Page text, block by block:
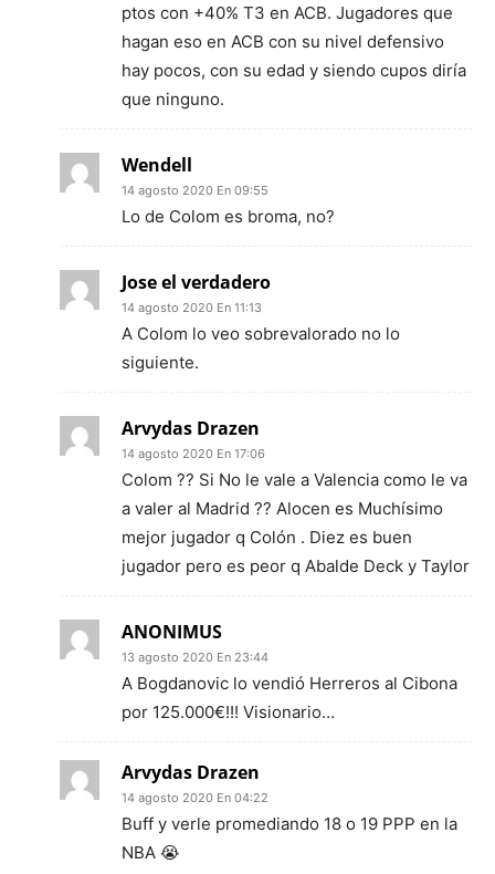
ptos con +40% T3 en ACB. Jugadores que
hagan eso en ACB con su nivel defensivo
hay pocos, con su edad y siendo cupos diría
que ninguno.
Wendell
14 agosto 2020 En 09:55
Lo de Colom es broma, no?
Jose el verdadero
14 agosto 2020 En 11:13
A Colom lo veo sobrevalorado no lo
siguiente.
Arvydas Drazen
14 agosto 2020 En 17:06
Colom ?? Si No le vale a Valencia como le va
a valer al Madrid ?? Alocen es Muchísimo
mejor jugador q Colón . Diez es buen
jugador pero es peor q Abalde Deck y Taylor
ANONIMUS
13 agosto 2020 En 23:44
A Bogdanovic lo vendió Herreros al Cibona
por 125.000€!!! Visionario…
Arvydas Drazen
14 agosto 2020 En 04:22
Buff y verle promediando 18 o 19 PPP en la
NBA 😭